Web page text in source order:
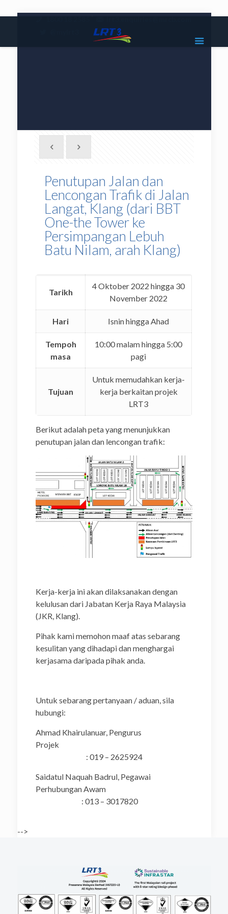
|
Penutupan Jalan dan
Lencongan Trafik di Jalan
Langat, Klang (dari BBT
One-the Tower ke
Persimpangan Lebuh
Batu Nilam, arah Klang)
Tarikh
4 Oktober 2022 hingga 30
November 2022
Hari Isnin hingga Ahad
Tempoh
masa
10:00 malam hingga 5:00
pagi
Tujuan
Untuk memudahkan kerja-
kerja berkaitan projek
LRT3
Berikut adalah peta yang menunjukkan
penutupan jalan dan lencongan trafik:
Kerja-kerja ini akan dilaksanakan dengan
kelulusan dari Jabatan Kerja Raya Malaysia
(JKR, Klang).
Pihak kami memohon maaf atas sebarang
kesulitan yang dihadapi dan menghargai
kerjasama daripada pihak anda.
Untuk sebarang pertanyaan / aduan, sila
hubungi:
Ahmad Khairulanuar, Pengurus
Projek
: 019 – 2625924
Saidatul Naquah Badrul, Pegawai
Perhubungan Awam
: 013 – 3017820
-->